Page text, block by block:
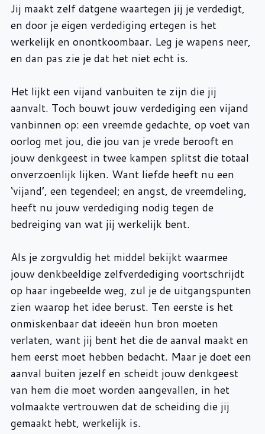
Jij maakt zelf datgene waartegen jij je verdedigt,
en door je eigen verdediging ertegen is het
werkelijk en onontkoombaar. Leg je wapens neer,
en dan pas zie je dat het niet echt is.
Het lijkt een vijand vanbuiten te zijn die jij
aanvalt. Toch bouwt jouw verdediging een vijand
vanbinnen op: een vreemde gedachte, op voet van
oorlog met jou, die jou van je vrede berooft en
jouw denkgeest in twee kampen splitst die totaal
onverzoenlijk lijken. Want liefde heeft nu een
‘vijand’, een tegendeel; en angst, de vreemdeling,
heeft nu jouw verdediging nodig tegen de
bedreiging van wat jij werkelijk bent.
Als je zorgvuldig het middel bekijkt waarmee
jouw denkbeeldige zelfverdediging voortschrijdt
op haar ingebeelde weg, zul je de uitgangspunten
zien waarop het idee berust. Ten eerste is het
onmiskenbaar dat ideeën hun bron moeten
verlaten, want jij bent het die de aanval maakt en
hem eerst moet hebben bedacht. Maar je doet een
aanval buiten jezelf en scheidt jouw denkgeest
van hem die moet worden aangevallen, in het
volmaakte vertrouwen dat de scheiding die jij
gemaakt hebt, werkelijk is.